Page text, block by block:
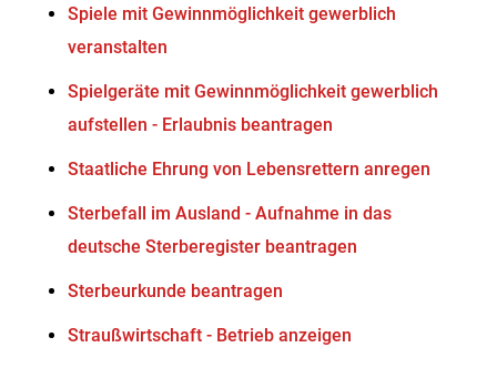
Spiele mit Gewinnmöglichkeit gewerblich
veranstalten
Spielgeräte mit Gewinnmöglichkeit gewerblich
aufstellen - Erlaubnis beantragen
Staatliche Ehrung von Lebensrettern anregen
Sterbefall im Ausland - Aufnahme in das
deutsche Sterberegister beantragen
Sterbeurkunde beantragen
Straußwirtschaft - Betrieb anzeigen